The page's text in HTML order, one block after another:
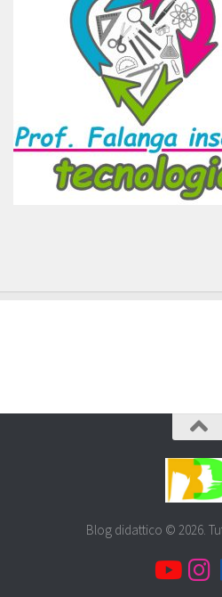
Blog didattico © 2026.